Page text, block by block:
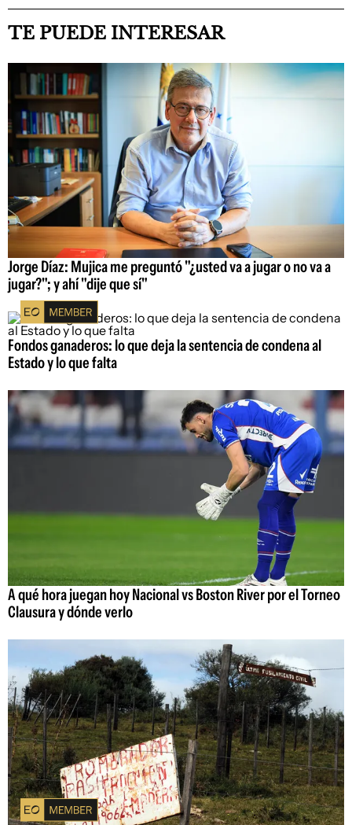
TE PUEDE INTERESAR
Jorge Díaz: Mujica me preguntó "¿usted va a jugar o no va a
jugar?"; y ahí "dije que sí"
Fondos ganaderos: lo que deja la sentencia de condena al
Estado y lo que falta
A qué hora juegan hoy Nacional vs Boston River por el Torneo
Clausura y dónde verlo